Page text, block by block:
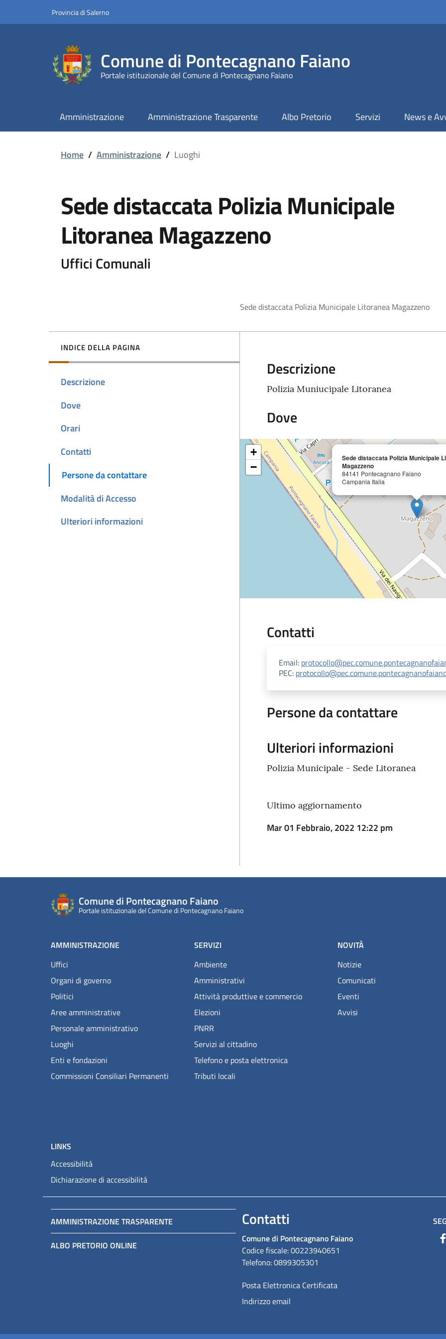
Provincia di Salerno
Comune di Pontecagnano Faiano
Portale istituzionale del Comune di Pontecagnano Faiano
Amministrazione Amministrazione Trasparente Albo Pretorio Servizi News e
Home / Amministrazione / Luoghi
Sede distaccata Polizia Municipale
Litoranea Magazzeno
Uffici Comunali
Sede distaccata Polizia Municipale Litoranea Magazzeno
INDICE DELLA PAGINA
Descrizione
Dove
Orari
Contatti
Persone da contattare
Modalità di Accesso
Ulteriori informazioni
Descrizione
Polizia Muniucipale Litoranea
Dove
Sede distaccata Polizia Municipale
Magazzeno
84141 Pontecagnano Faiano
Campania Italia
+
−
Contatti
Email:
PEC:
Persone da contattare
Ulteriori informazioni
Polizia Municipale - Sede Litoranea
Ultimo aggiornamento
Mar 01 Febbraio, 2022 12:22 pm
Comune di Pontecagnano Faiano
Portale istituzionale del Comune di Pontecagnano Faiano
AMMINISTRAZIONE
Uffici
Organi di governo
Politici
Aree amministrative
Personale amministrativo
Luoghi
Enti e fondazioni
Commissioni Consiliari Permanenti
SERVIZI
Ambiente
Amministrativi
Attività produttive e commercio
Elezioni
PNRR
Servizi al cittadino
Telefono e posta elettronica
Tributi locali
NOVITÀ
Notizie
Comunicati
Eventi
Avvisi
LINKS
Accessibilitá
Dichiarazione di accessibilitá
AMMINISTRAZIONE TRASPARENTE
ALBO PRETORIO ONLINE
Contatti
Comune di Pontecagnano Faiano
Codice fiscale: 00223940651
Telefono: 0899305301
Posta Elettronica Certificata
Indirizzo email